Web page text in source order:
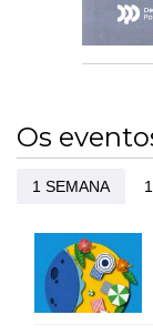
Os
1 SEMANA